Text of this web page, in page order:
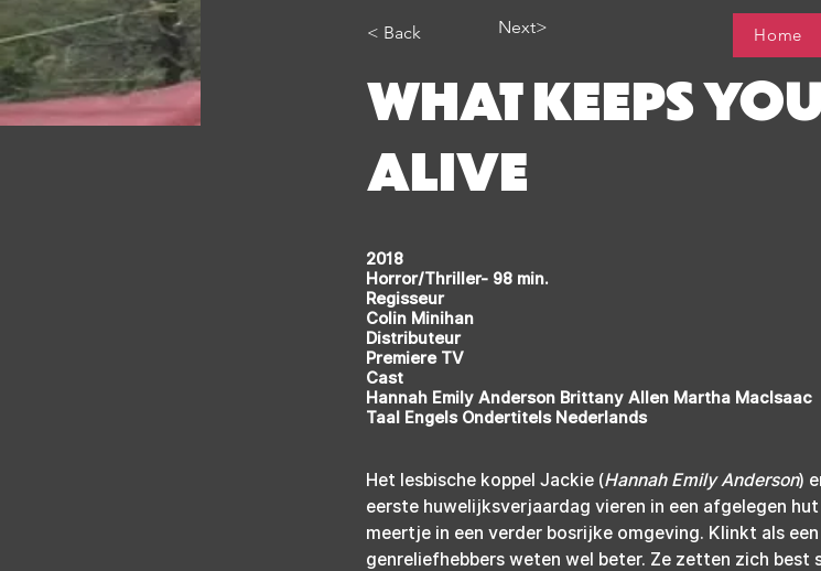
< Back Next> Home
WHAT KEEPS
ALIVE
2018
Horror/Thriller- 98 min.
Regisseur
Colin Minihan
Distributeur
Premiere TV
Cast
Hannah Emily Anderson Brittany Allen Martha MacIsaac
Taal Engels Ondertitels Nederlands
Het lesbische koppel Jackie (Hannah Emily Anderson)
eerste huwelijksverjaardag vieren in een afgelegen
meertje in een verder bosrijke omgeving. Klinkt als
genreliefhebbers weten wel beter. Ze zetten zich best